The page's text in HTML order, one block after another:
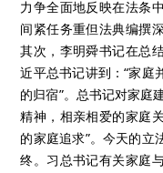
正遗嘱是最大的亮点和
在自由讨论环节中
案）》第903条规定中“
为，遗产继承抚养协议
意定解除。有学者认为
立遗产继承抚养协议制
而特留份应当予以限制
加以立法，因为它们是